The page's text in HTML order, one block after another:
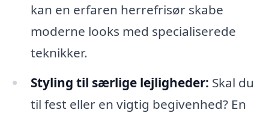
kan en erfaren herrefrisør skabe
moderne looks med specialiserede
teknikker.
Styling til særlige lejligheder: Skal du
til fest eller en vigtig begivenhed? En